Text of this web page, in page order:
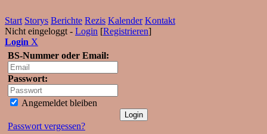
Start Storys Berichte Rezis Kalender Kontakt
Nicht eingeloggt - Login [Registrieren]
Login X
BS-Nummer oder Email:
Passwort:
Angemeldet bleiben
Passwort vergessen?